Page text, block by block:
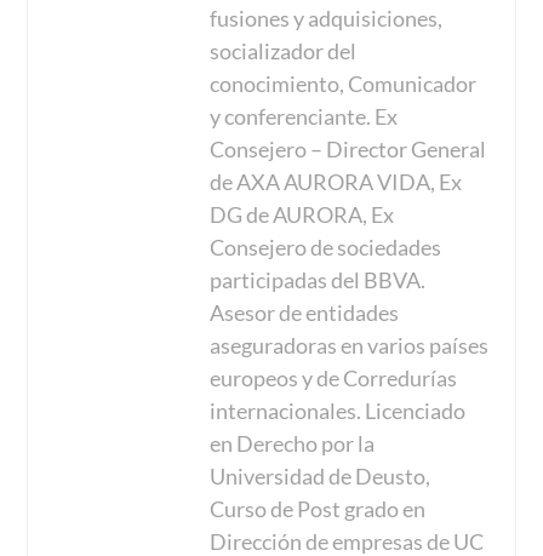
fusiones y adquisiciones,
socializador del
conocimiento, Comunicador
y conferenciante. Ex
Consejero – Director General
de AXA AURORA VIDA, Ex
DG de AURORA, Ex
Consejero de sociedades
participadas del BBVA.
Asesor de entidades
aseguradoras en varios países
europeos y de Corredurías
internacionales. Licenciado
en Derecho por la
Universidad de Deusto,
Curso de Post grado en
Dirección de empresas de UC